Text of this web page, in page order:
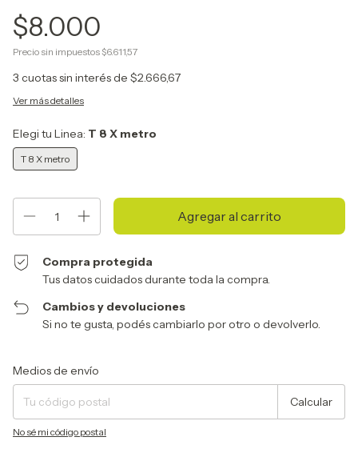
$8.000
Precio sin impuestos $6.611,57
3 cuotas sin interés de $2.666,67
Ver más detalles
Elegi tu Linea: T 8 X metro
T 8 X metro
Compra protegida
Tus datos cuidados durante toda la compra.
Cambios y devoluciones
Si no te gusta, podés cambiarlo por otro o devolverlo.
Entregas para el CP:
Medios de envío
Calcular
No sé mi código postal